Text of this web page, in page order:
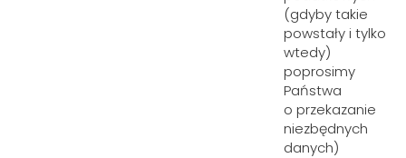
(gdyby takie
powstały i tylko
wtedy)
poprosimy
Państwa
o przekazanie
niezbędnych
danych)